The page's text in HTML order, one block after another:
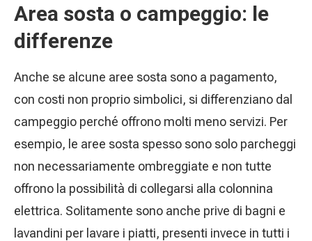
Area sosta o campeggio: le
differenze
Anche se alcune aree sosta sono a pagamento,
con costi non proprio simbolici, si differenziano dal
campeggio perché offrono molti meno servizi. Per
esempio, le aree sosta spesso sono solo parcheggi
non necessariamente ombreggiate e non tutte
offrono la possibilità di collegarsi alla colonnina
elettrica. Solitamente sono anche prive di bagni e
lavandini per lavare i piatti, presenti invece in tutti i